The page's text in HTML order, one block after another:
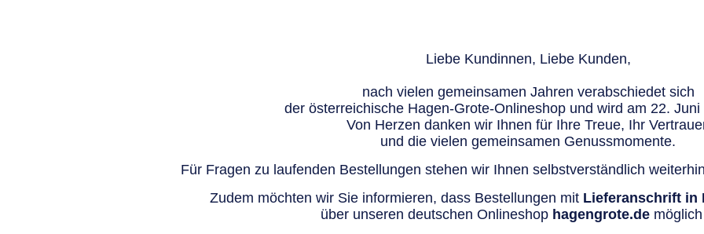
Liebe Kundinnen, Liebe Kunden,
nach vielen gemeinsamen Jahren verabschiedet sich
der österreichische Hagen-Grote-Onlineshop und wird am 22. Juni
Von Herzen danken wir Ihnen für Ihre Treue, Ihr
und die vielen gemeinsamen Genussmomente.
Für Fragen zu laufenden Bestellungen stehen wir Ihnen selbstverständlich
Zudem möchten wir Sie informieren, dass Bestellungen mit Lieferanschrift in
über unseren deutschen Onlineshop hagengrote.demöglich